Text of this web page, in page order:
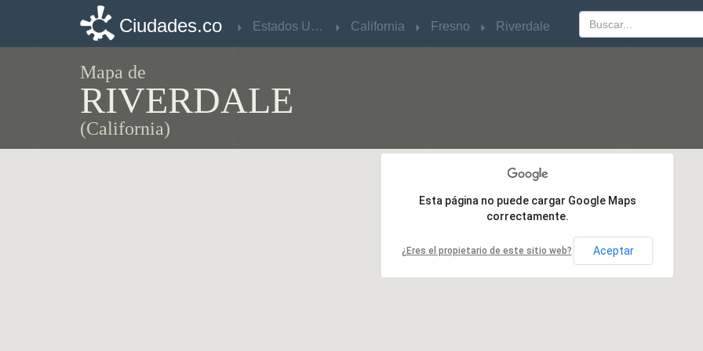
Ciudades.co Estados Unidos California Fresno Riverdale
Mapa de
RIVERDALE
(California)
Esta página no puede cargar Google Maps
correctamente.
¿Eres el propietario de este sitio web? Aceptar
Esta página no puede cargar Google Maps
correctamente.
¿Eres el propietario de este sitio web? Aceptar
Ciudades.co Estados Unidos California Fresno Riverdale